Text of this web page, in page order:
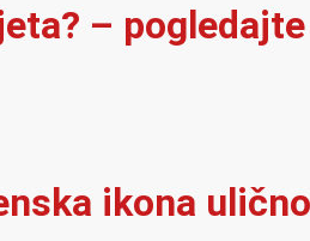
–
ikona